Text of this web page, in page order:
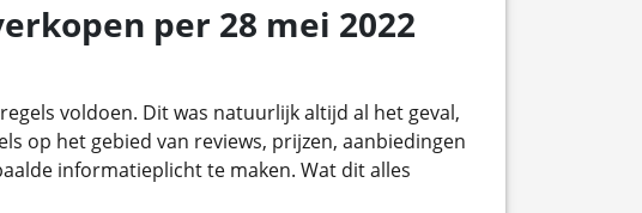
per 28 mei 2022
voldoen. Dit was natuurlijk altijd al het geval,
op het gebied van reviews, prijzen, aanbiedingen
informatieplicht te maken. Wat dit alles